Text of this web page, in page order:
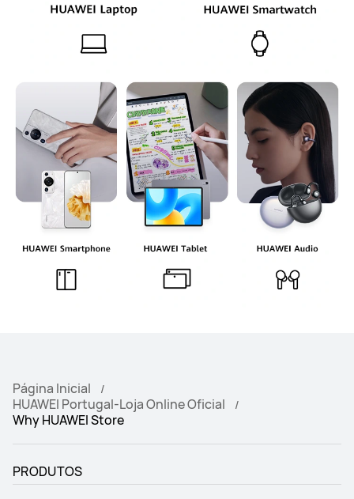
Página Inicial
HUAWEI Portugal-Loja Online Oficial
Why HUAWEI Store
PRODUTOS